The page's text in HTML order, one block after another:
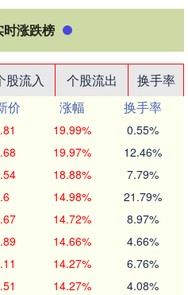
时涨跌榜
股流入 个股流出
换手率
价 涨幅
换手率
19.99% 0.55%
19.97% 12.46%
18.88% 7.79%
14.98% 21.79%
14.72% 8.97%
14.66% 4.66%
14.27% 6.76%
14.27% 4.08%